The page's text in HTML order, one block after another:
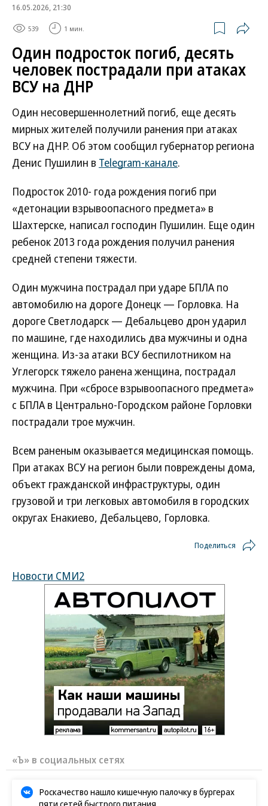
16.05.2026, 21:30
539 1 мин.
Один подросток погиб, десять
человек пострадали при атаках
ВСУ на ДНР
Один несовершеннолетний погиб, еще десять
мирных жителей получили ранения при атаках
ВСУ на ДНР. Об этом сообщил губернатор региона
Денис Пушилин в Telegram-канале.
Подросток 2010- года рождения погиб при
«детонации взрывоопасного предмета» в
Шахтерске, написал господин Пушилин. Еще один
ребенок 2013 года рождения получил ранения
средней степени тяжести.
Один мужчина пострадал при ударе БПЛА по
автомобилю на дороге Донецк — Горловка. На
дороге Светлодарск — Дебальцево дрон ударил
по машине, где находились два мужчины и одна
женщина. Из-за атаки ВСУ беспилотником на
Углегорск тяжело ранена женщина, пострадал
мужчина. При «сбросе взрывоопасного предмета»
с БПЛА в Центрально-Городском районе Горловки
пострадали трое мужчин.
Всем раненым оказывается медицинская помощь.
При атаках ВСУ на регион были повреждены дома,
объект гражданской инфраструктуры, один
грузовой и три легковых автомобиля в городских
округах Енакиево, Дебальцево, Горловка.
Поделиться
Новости СМИ2
«Ъ» в социальных сетях
Роскачество нашло кишечную палочку в бургерах
пяти сетей быстрого питания